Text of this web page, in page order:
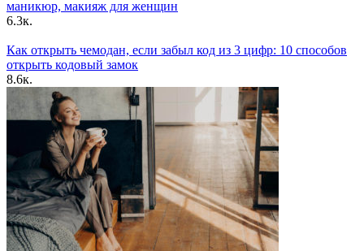
маникюр, макияж для женщин
6.3к.
Как открыть чемодан, если забыл код из 3 цифр: 10 способов
открыть кодовый замок
8.6к.